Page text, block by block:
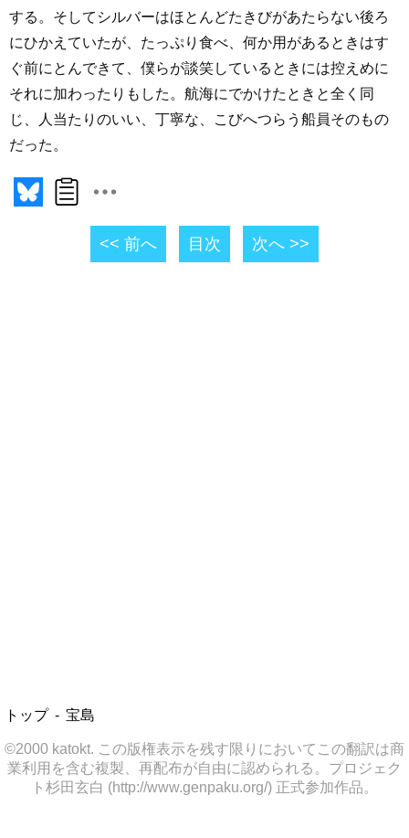
する。そしてシルバーはほとんどたきびがあたらない後ろ
にひかえていたが、たっぷり食べ、何か用があるときはす
ぐ前にとんできて、僕らが談笑しているときには控えめに
それに加わったりもした。航海にでかけたときと全く同
じ、人当たりのいい、丁寧な、こびへつらう船員そのもの
だった。
<< 前へ 目次 次へ >>
トップ 宝島
©2000 katokt. この版権表示を残す限りにおいてこの翻訳は商
業利用を含む複製、再配布が自由に認められる。プロジェク
ト杉田玄白 (http://www.genpaku.org/) 正式参加作品。